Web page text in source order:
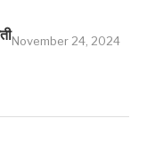
November 24, 2024